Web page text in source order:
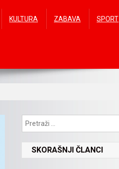
KULTURA ZABAVA SPORT
SKORAŠNJI ČLANCI